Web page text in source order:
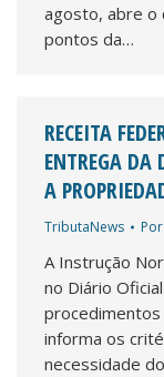
agosto, abre o
pontos da…
RECEITA
ENTREGA DA
A
TributaNews Por
A Instrução
no Diário
procedimentos
informa os
necessidade